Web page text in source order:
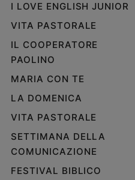
I LOVE ENGLISH JUNIOR
VITA PASTORALE
IL COOPERATORE
PAOLINO
MARIA CON TE
LA DOMENICA
VITA PASTORALE
SETTIMANA DELLA
COMUNICAZIONE
FESTIVAL BIBLICO